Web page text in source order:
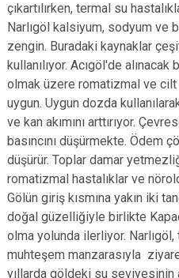
çıkartılırken, termal su
Narlıgöl kalsiyum, sodyum ve
zengin. Buradaki kaynaklar
kullanılıyor. Acıgöl'de
olmak üzere romatizmal ve cilt
uygun. Uygun dozda
ve kan akımını arttırıyor.
basıncını düşürmekte. Ödem
düşürür. Toplar damar
romatizmal hastalıklar ve
Gölün giriş kısmına yakın iki
doğal güzelliğiyle birlikte
olma yolunda ilerliyor.
muhteşem manzarasıyla
yıllarda göldeki su seviyesinin